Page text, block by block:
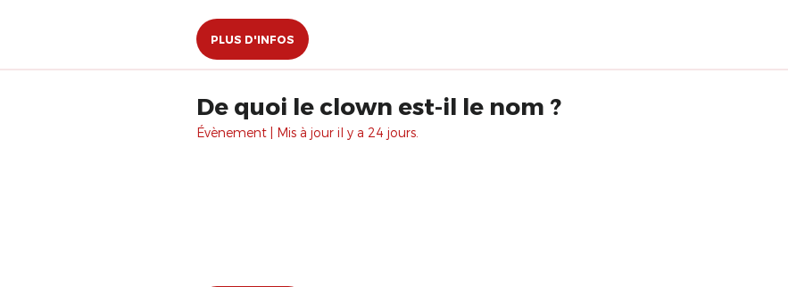
PLUS D'INFOS
De quoi le clown est-il le nom ?
Évènement | Mis à jour il y a 24 jours.